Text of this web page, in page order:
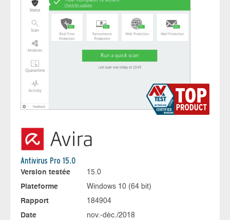
Antivirus Pro 15.0
Version testée
15.0
Plateforme
Windows 10 (64 bit)
Rapport
184904
Date
nov.-déc./2018